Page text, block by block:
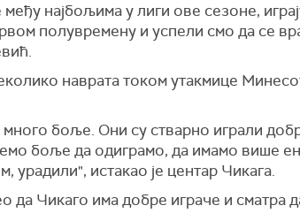
најбољима у лиги ове сезоне,
полувремену и успели смо да се
наврата током утакмице
боље. Они су стварно играли
боље да одиграмо, да имамо више
урадили", истакао је центар Чикага.
да Чикаго има добре играче и сматра